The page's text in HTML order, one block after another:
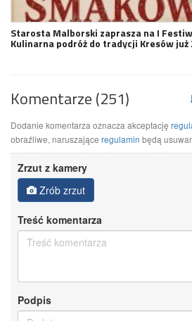
Starosta Malborski zaprasza na I
Kulinarna podróż do tradycji Kresów
Komentarze (251)
Dodanie komentarza oznacza akceptację
obraźliwe, naruszające regulamin będą
Zrzut z kamery
Zrób zrzut
Treść komentarza
Podpis